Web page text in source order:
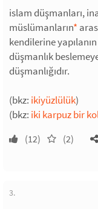
islam düşmanları,
müslümanların*
kendilerine
düşmanlık
düşmanlığıdır.
(bkz: ikiyüzlülük)
(bkz: iki karpuz bir
(12) (2)
3.